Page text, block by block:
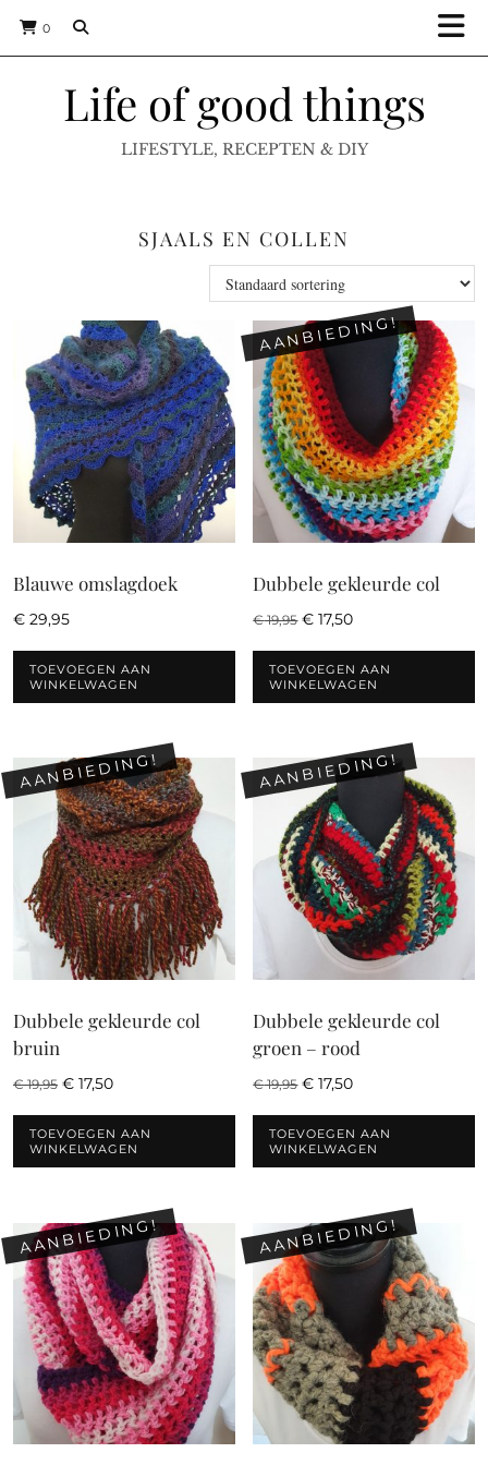
0
Life of good things
LIFESTYLE, RECEPTEN & DIY
SJAALS EN COLLEN
Blauwe omslagdoek
€ 29,95
TOEVOEGEN AAN
WINKELWAGEN
AANBIEDING!
Dubbele gekleurde col
€19,95 Oorspronkelijke
was:
€ 19,95.
€ 17,50Huidige
is:
€ 17,50.
TOEVOEGEN AAN
WINKELWAGEN
AANBIEDING!
Dubbele gekleurde col
bruin
€19,95 Oorspronkelijke
was:
€ 19,95.
€ 17,50Huidige
is:
€ 17,50.
TOEVOEGEN AAN
WINKELWAGEN
AANBIEDING!
Dubbele gekleurde col
groen – rood
€19,95 Oorspronkelijke
was:
€ 19,95.
€ 17,50Huidige
is:
€ 17,50.
TOEVOEGEN AAN
WINKELWAGEN
AANBIEDING! AANBIEDING!